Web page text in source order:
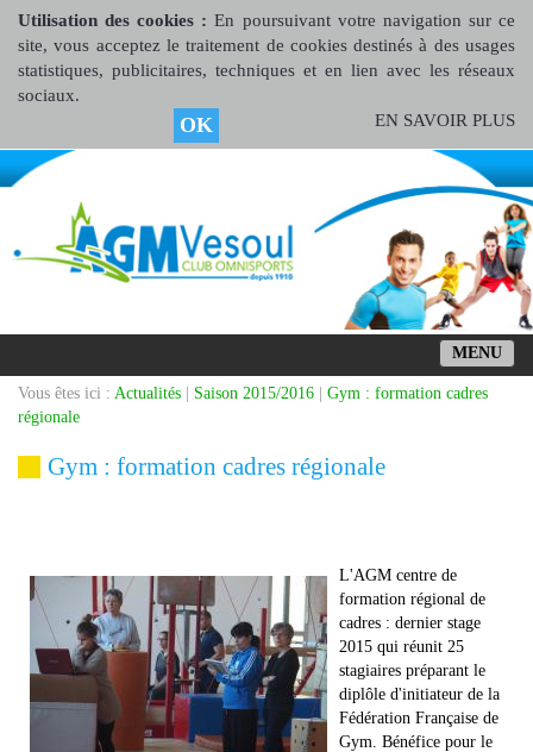
Utilisation des cookies :En poursuivant votre navigation sur ce
site, vous acceptez le traitement de cookies destinés à des usages
statistiques, publicitaires, techniques et en lien avec les réseaux
sociaux.
OK EN SAVOIR PLUS
MENU
Vous êtes ici : Actualités Saison 2015/2016
Gym : formation cadres
régionale
Gym : formation cadres régionale
L'AGM centre de
formation régional de
cadres : dernier stage
2015 qui réunit 25
stagiaires préparant le
diplôle d'initiateur de la
Fédération Française de
Gym. Bénéfice pour le